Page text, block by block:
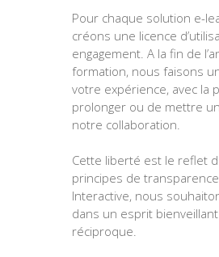
Pour chaque solution e-
créons une licence
engagement. A la fin de
formation, nous faisons
votre expérience, avec la
prolonger ou de mettre
notre collaboration.
Cette liberté est le reflet
principes de transparence
Interactive, nous
dans un esprit
réciproque.